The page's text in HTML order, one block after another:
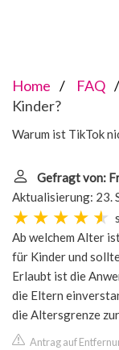
Home FAQ
Kinder?
Warum ist TikTok
Gefragt von:
Aktualisierung: 23.
Ab welchem Alter
für Kinder und
Erlaubt ist die
die Eltern
die Altersgrenze
Antrag auf